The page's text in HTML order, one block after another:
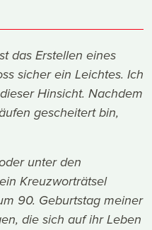
das Erstellen eines
sicher ein Leichtes. Ich
Hinsicht. Nachdem
gescheitert bin,
unter den
Kreuzworträtsel
90. Geburtstag meiner
die sich auf ihr Leben